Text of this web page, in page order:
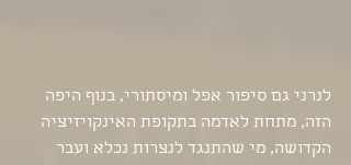
לנרני גם סיפור אפל ומיסתורי, בנוף היפה
הזה, מתחת לאדמה בתקופת האינקויזיציה
הקדושה, מי שהתנגד לנצרות נכלא ועבר